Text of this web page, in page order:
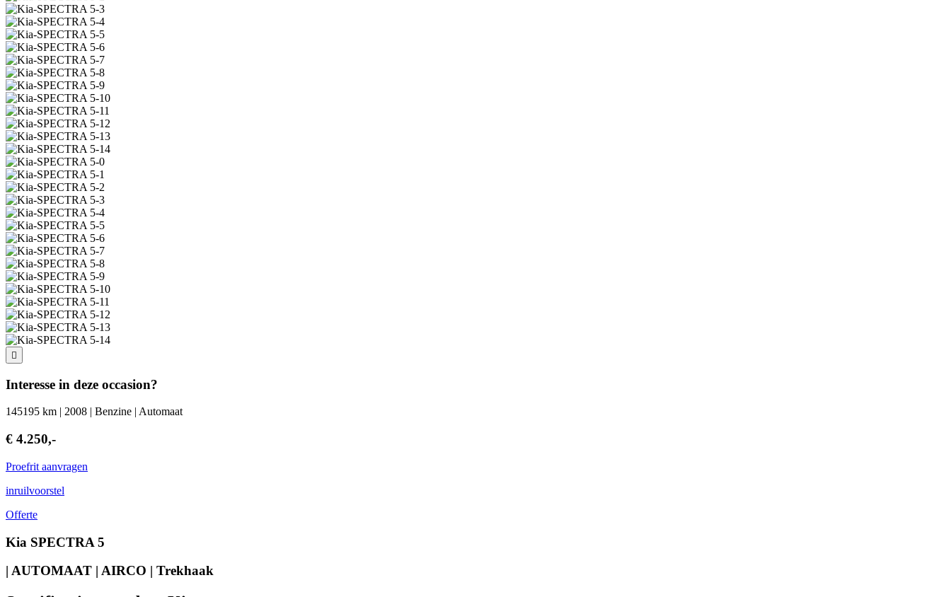
Interesse in deze occasion?
145195 km | 2008 | Benzine | Automaat
€ 4.250,-
Proefrit aanvragen
inruilvoorstel
Offerte
Kia SPECTRA 5
| AUTOMAAT | AIRCO | Trekhaak